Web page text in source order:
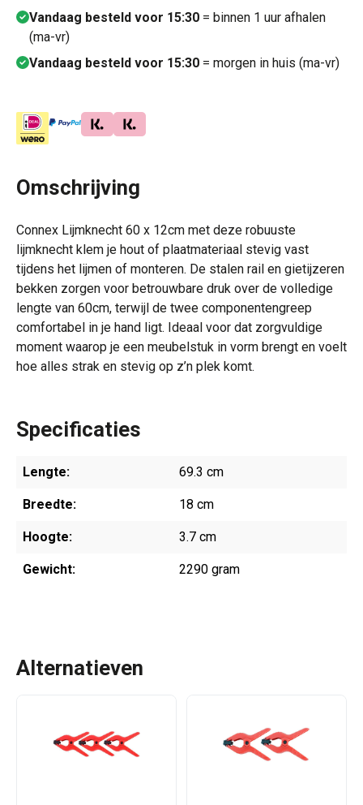
Vandaag besteld voor 15:30 = binnen 1 uur afhalen
(ma-vr)
Vandaag besteld voor 15:30 = morgen in huis (ma-vr)
Omschrijving
Connex Lijmknecht 60 x 12cm met deze robuuste
lijmknecht klem je hout of plaatmateriaal stevig vast
tijdens het lijmen of monteren. De stalen rail en gietijzeren
bekken zorgen voor betrouwbare druk over de volledige
lengte van 60cm, terwijl de twee componentengreep
comfortabel in je hand ligt. Ideaal voor dat zorgvuldige
moment waarop je een meubelstuk in vorm brengt en voelt
hoe alles strak en stevig op z’n plek komt.
Specificaties
Lengte: 69.3 cm
Breedte: 18 cm
Hoogte: 3.7 cm
Gewicht: 2290 gram
Alternatieven